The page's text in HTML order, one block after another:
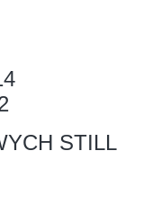
STILL